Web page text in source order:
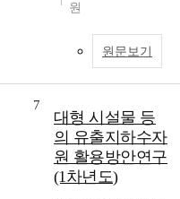
원
원문보기
7
대형 시설물 등
의 유출지하수자
원 활용방안연구
(1차년도)